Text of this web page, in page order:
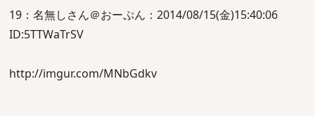
19：名無しさん＠おーぷん：2014/08/15(金)15:40:06
ID:5TTWaTrSV
http://imgur.com/MNbGdkv